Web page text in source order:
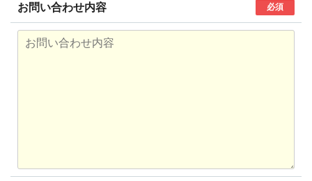
お問い合わせ内容 必須